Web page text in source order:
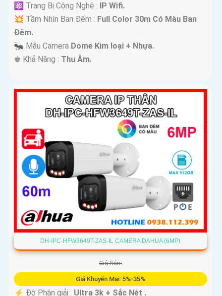
⚛️ Trang Bị Công Nghệ : IP Wifi.
💥 Tầm Nhìn Ban Đêm : Full Color 30m Có Màu Ban
Ðêm.
🐜 Mẫu Camera Dome Kim loại + Nhựa.
️♚ Khả Năng : Thu Âm.
DH-IPC-HFW3649T-ZAS-IL CAMERA DAHUA (6MP)
Giá Bán:
Giá Khuyến Mại: 5%-35%
️⚡ Độ Phân giải : Ultra 3k + Sắc Nét .